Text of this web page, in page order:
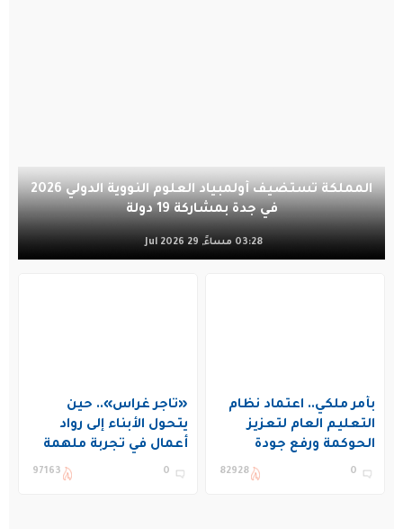
المملكة تستضيف أولمبياد العلوم النووية الدولي 2026
في جدة بمشاركة 19 دولة
03:28 مساءً, 29 Jul 2026
بأمر ملكي.. اعتماد نظام
التعليم العام لتعزيز
الحوكمة ورفع جودة
التعليم في المملكة
0
82928
«تاجر غراس».. حين
يتحول الأبناء إلى رواد
أعمال في تجربة ملهمة
بنادي غراس الصيفي
0
97163